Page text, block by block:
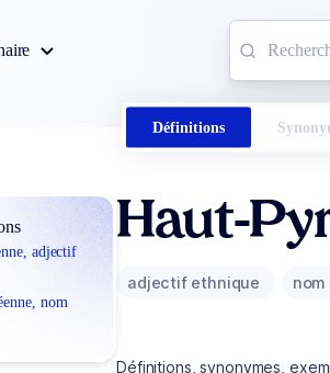
Définitions
adjectif
nom
Haut-
adjectif ethnique
Définitions, synonymes,